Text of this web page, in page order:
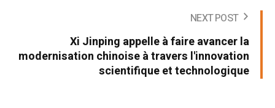
NEXT POST
Xi Jinping appelle à faire avancer la
modernisation chinoise à travers l'innovation
scientifique et technologique